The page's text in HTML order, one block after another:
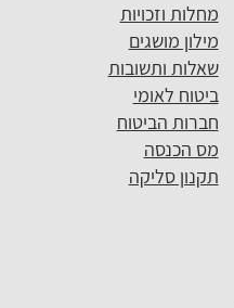
מחלות וזכויות
מילון מושגים
שאלות ותשובות
ביטוח לאומי
חברות הביטוח
מס הכנסה
תקנון סליקה